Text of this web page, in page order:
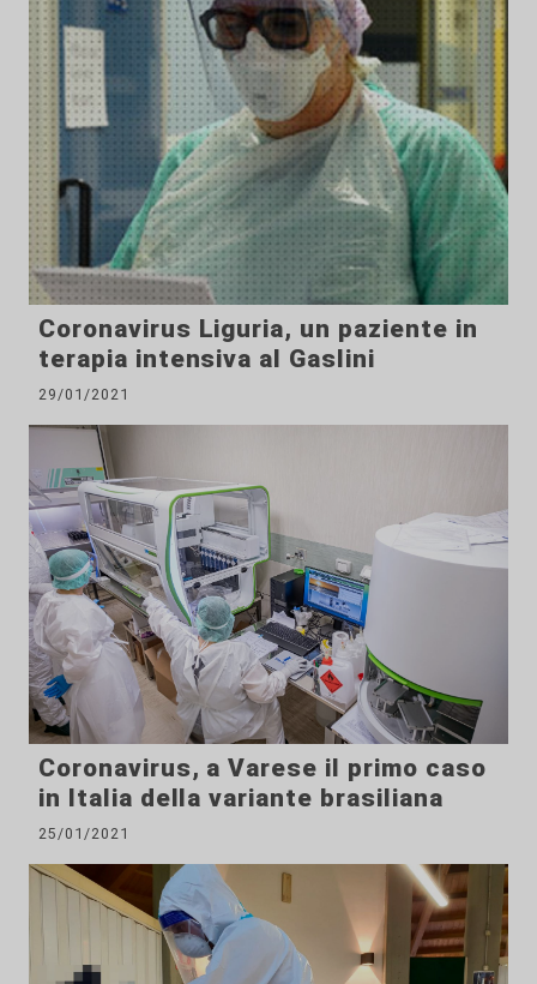
Coronavirus Liguria, un paziente in
terapia intensiva al Gaslini
29/01/2021
Coronavirus, a Varese il primo caso
in Italia della variante brasiliana
25/01/2021